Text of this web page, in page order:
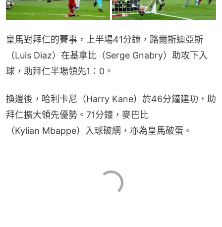
皇馬對拜仁的賽事，上半場41分鐘，路爾斯迪亞斯
（Luis Diaz）在基拿比（Serge Gnabry）助攻下入
球，助拜仁半場領先1：0。
換邊後，哈利卡尼（Harry Kane）於46分鐘建功，助
拜仁擴大領先優勢。71分鐘，麥巴比
（Kylian Mbappe）入球破網，亦為皇馬破蛋。